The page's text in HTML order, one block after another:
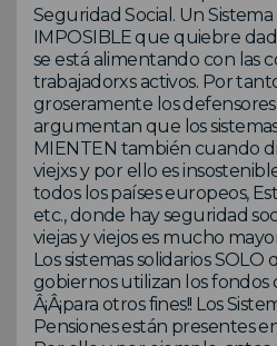
Seguridad Social. Un Sistema
IMPOSIBLE que quiebre
se está alimentando con las
trabajadorxs activos. Por
groseramente los
argumentan que los
MIENTEN también cuando
viejxs y por ello es
todos los países europeos,
etc., donde hay seguridad
viejas y viejos es mucho
Los sistemas solidarios
gobiernos utilizan los fondos
Â¡Â¡para otros fines!! Los
Pensiones están presentes